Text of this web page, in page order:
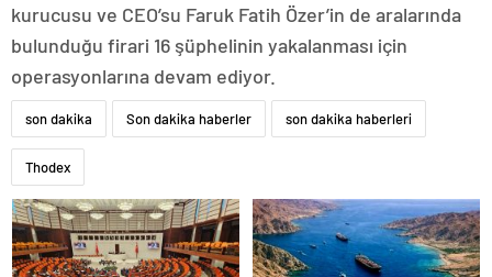
kurucusu ve CEO’su Faruk Fatih Özer’in de aralarında
bulunduğu firari 16 şüphelinin yakalanması için
operasyonlarına devam ediyor.
son dakika Son dakika haberler son dakika haberleri
Thodex